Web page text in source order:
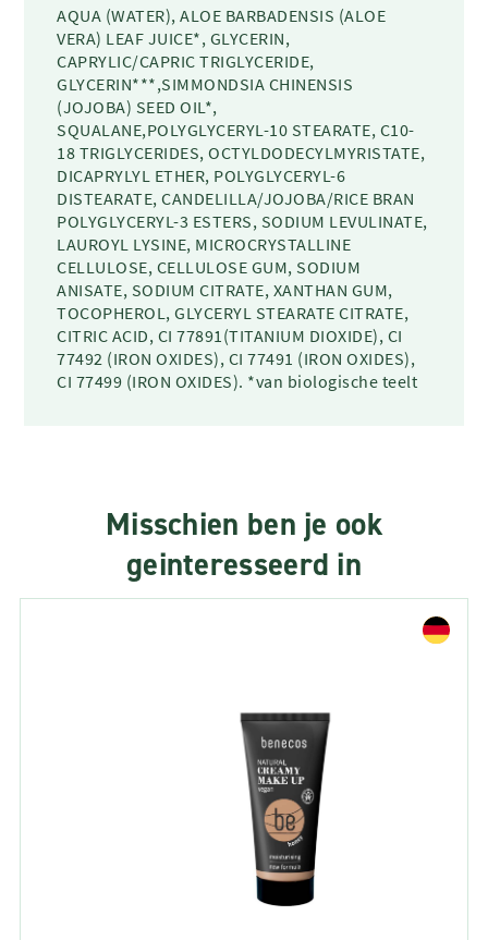
AQUA (WATER), ALOE BARBADENSIS (ALOE
VERA) LEAF JUICE*, GLYCERIN,
CAPRYLIC/CAPRIC TRIGLYCERIDE,
GLYCERIN***,SIMMONDSIA CHINENSIS
(JOJOBA) SEED OIL*,
SQUALANE,POLYGLYCERYL-10 STEARATE, C10-
18 TRIGLYCERIDES, OCTYLDODECYLMYRISTATE,
DICAPRYLYL ETHER, POLYGLYCERYL-6
DISTEARATE, CANDELILLA/JOJOBA/RICE BRAN
POLYGLYCERYL-3 ESTERS, SODIUM LEVULINATE,
LAUROYL LYSINE, MICROCRYSTALLINE
CELLULOSE, CELLULOSE GUM, SODIUM
ANISATE, SODIUM CITRATE, XANTHAN GUM,
TOCOPHEROL, GLYCERYL STEARATE CITRATE,
CITRIC ACID, CI 77891(TITANIUM DIOXIDE), CI
77492 (IRON OXIDES), CI 77491 (IRON OXIDES),
CI 77499 (IRON OXIDES). *van biologische teelt
Misschien ben je ook
geinteresseerd in